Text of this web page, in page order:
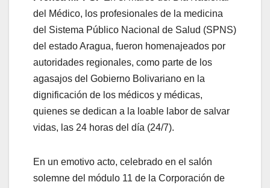
del Médico, los profesionales de la medicina
del Sistema Público Nacional de Salud (SPNS)
del estado Aragua, fueron homenajeados por
autoridades regionales, como parte de los
agasajos del Gobierno Bolivariano en la
dignificación de los médicos y médicas,
quienes se dedican a la loable labor de salvar
vidas, las 24 horas del día (24/7).
En un emotivo acto, celebrado en el salón
solemne del módulo 11 de la Corporación de